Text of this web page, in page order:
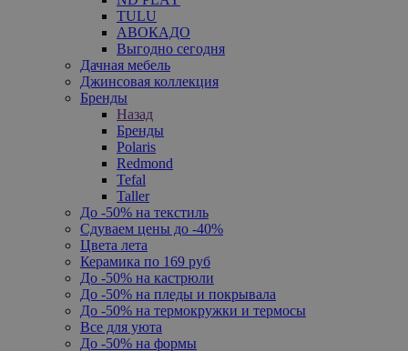
TULU
АВОКАДО
Выгодно сегодня
Дачная мебель
Джинсовая коллекция
Бренды
Назад
Бренды
Polaris
Redmond
Tefal
Taller
До -50% на текстиль
Сдуваем цены до -40%
Цвета лета
Керамика по 169 руб
До -50% на кастрюли
До -50% на пледы и покрывала
До -50% на термокружки и термосы
Все для уюта
До -50% на формы